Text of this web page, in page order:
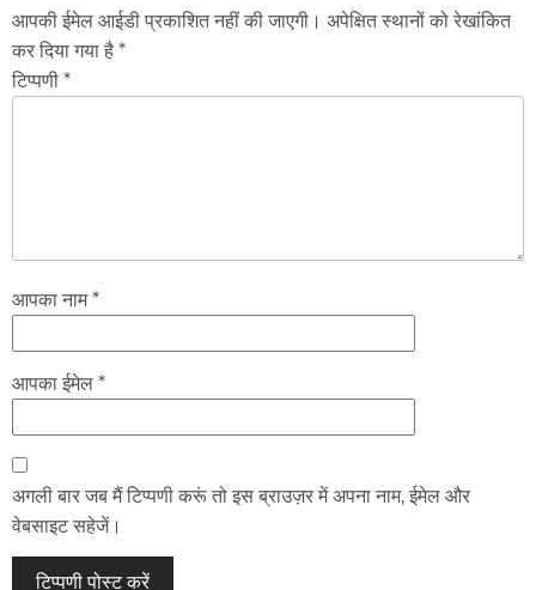
आपकी ईमेल आईडी प्रकाशित नहीं की जाएगी। अपेक्षित स्थानों को रेखांकित
कर दिया गया है *
टिप्पणी *
आपका नाम *
आपका ईमेल *
अगली बार जब मैं टिप्पणी करूं तो इस ब्राउज़र में अपना नाम, ईमेल और
वेबसाइट सहेजें।